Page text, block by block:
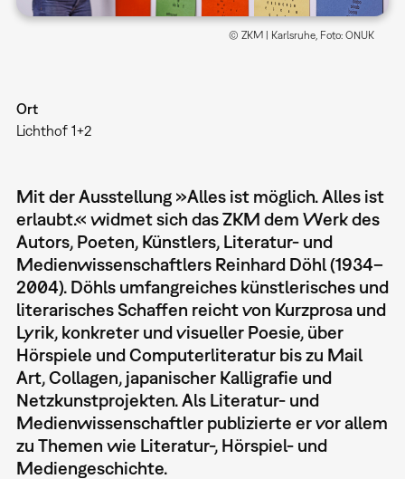
© ZKM | Karlsruhe, Foto: ONUK
Ort
Lichthof 1+2
Mit der Ausstellung »Alles ist möglich. Alles ist
erlaubt.« widmet sich das ZKM dem Werk des
Autors, Poeten, Künstlers, Literatur- und
Medienwissenschaftlers Reinhard Döhl (1934–
2004). Döhls umfangreiches künstlerisches und
literarisches Schaffen reicht von Kurzprosa und
Lyrik, konkreter und visueller Poesie, über
Hörspiele und Computerliteratur bis zu Mail
Art, Collagen, japanischer Kalligrafie und
Netzkunstprojekten. Als Literatur- und
Medienwissenschaftler publizierte er vor allem
zu Themen wie Literatur-, Hörspiel- und
Mediengeschichte.